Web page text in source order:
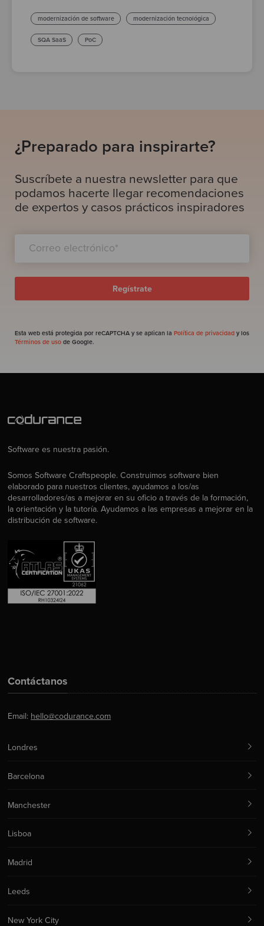
modernización de software modernización tecnológica
SQA SaaS PoC
¿Preparado para inspirarte?
Suscríbete a nuestra newsletter para que
podamos hacerte llegar recomendaciones
de expertos y casos prácticos inspiradores
Esta web está protegida por reCAPTCHA y se aplican la Política de privacidad y los
Términos de uso de Google.
Software es nuestra pasión.
Somos Software Craftspeople. Construimos software bien
elaborado para nuestros clientes, ayudamos a los/as
desarrolladores/as a mejorar en su oficio a través de la formación,
la orientación y la tutoría. Ayudamos a las empresas a mejorar en la
distribución de software.
Contáctanos
Email: hello@codurance.com
Londres
Barcelona
Manchester
Lisboa
Madrid
Leeds
New York City